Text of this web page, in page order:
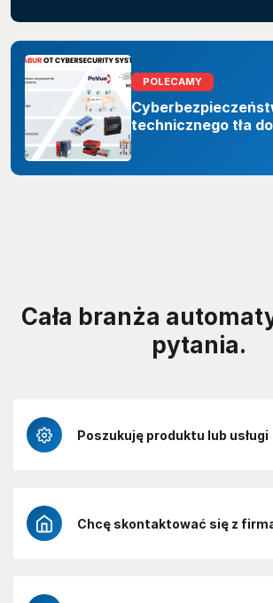
POLECAMY
technicznego tła
Cała branża
pytania.
Poszukuję produktu lub usługi
Chcę skontaktować się z